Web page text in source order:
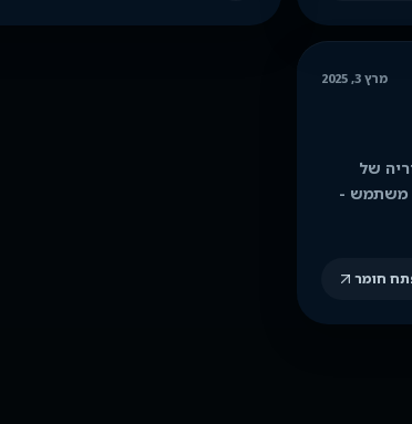
מרץ 3, 2025
של
משתמש -
חומר